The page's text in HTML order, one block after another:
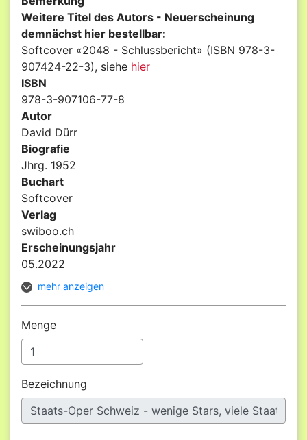
Weitere Titel des Autors - Neuerscheinung
demnächst hier bestellbar:
Softcover «2048 - Schlussbericht» (ISBN 978-3-
907424-22-3), siehe hier
ISBN
978-3-907106-77-8
Autor
David Dürr
Biografie
Jhrg. 1952
Buchart
Softcover
Verlag
swiboo.ch
Erscheinungsjahr
05.2022
mehr anzeigen
Menge
Bezeichnung